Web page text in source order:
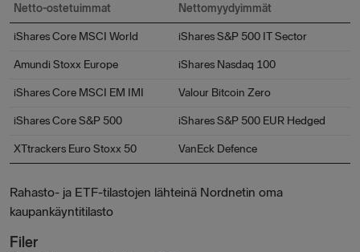
Netto-ostetuimmat Nettomyydyimmät
iShares Core MSCI World iShares S&P 500 IT Sector
Amundi Stoxx Europe iShares Nasdaq 100
iShares Core MSCI EM IMI Valour Bitcoin Zero
iShares Core S&P 500 iShares S&P 500 EUR Hedged
XTtrackers Euro Stoxx 50 VanEck Defence
Rahasto- ja ETF-tilastojen lähteinä Nordnetin oma
kaupankäyntitilasto
Filer